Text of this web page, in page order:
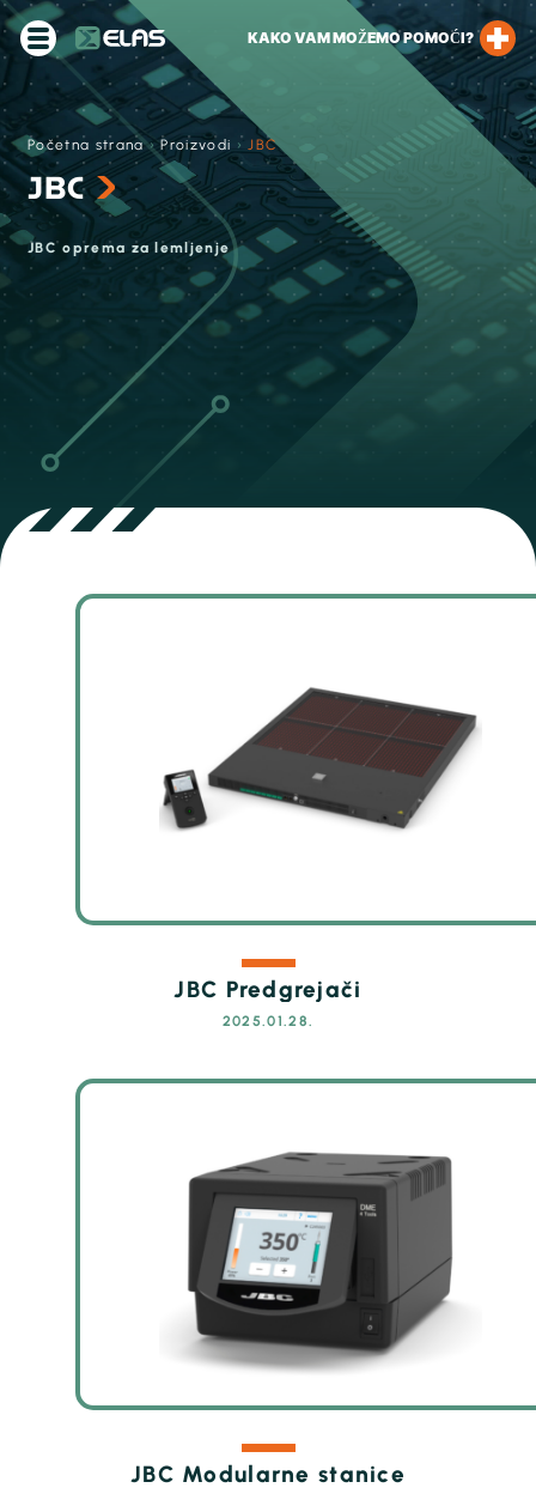
KAKO VAM MOŽEMO POMOĆI?
Početna strana›Proizvodi ›JBC
JBC
JBC oprema za lemljenje
JBC Predgrejači
2025.01.28.
JBC Modularne stanice